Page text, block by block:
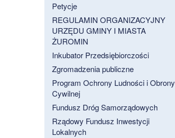
Petycje
REGULAMIN ORGANIZACYJNY
URZĘDU GMINY I MIASTA
ŻUROMIN
Inkubator Przedsiębiorczości
Zgromadzenia publiczne
Program Ochrony Ludności i Obrony
Cywilnej
Fundusz Dróg Samorządowych
Rządowy Fundusz Inwestycji
Lokalnych